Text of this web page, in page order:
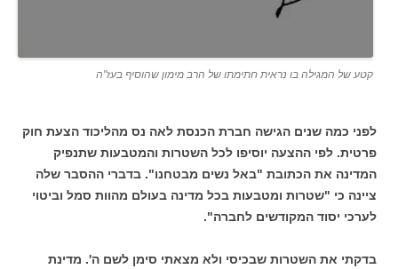
קטע של המגילה בו נראית חתימתו של הרב מימון שהוסיף בעז"ה
לפני כמה שנים הגישה חברת הכנסת לאה נס מהליכוד הצעת חוק
פרטית. לפי ההצעה יוסיפו לכל השטרות והמטבעות שתנפיק
המדינה את הכתובת "באל נשים מבטחנו". בדברי ההסבר שלה
ציינה כי "שטרות ומטבעות בכל מדינה בעולם מהוות סמל וביטוי
לערכי יסוד המקודשים לחברה".
בדקתי את השטרות שבכיסי ולא מצאתי סימן לשם ה'. מדינת